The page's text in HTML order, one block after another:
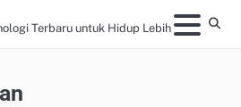
Terbaru untuk Hidup Lebih